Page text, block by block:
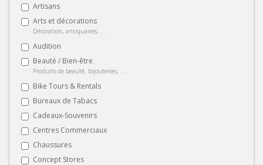
Artisans
Arts et décorations
Décoration, antiquaires, ...
Audition
Beauté / Bien-être
Produits de beauté, bijouteries, ...
Bike Tours & Rentals
Bureaux de Tabacs
Cadeaux-Souvenirs
Centres Commerciaux
Chaussures
Concept Stores